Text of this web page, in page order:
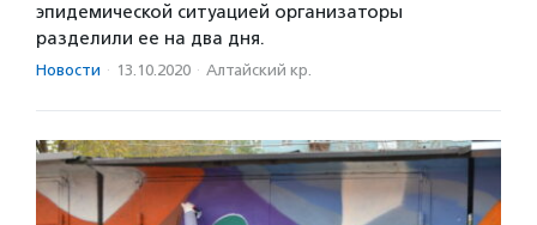
эпидемической ситуацией организаторы
разделили ее на два дня.
Новости · 13.10.2020 · Алтайский кр.